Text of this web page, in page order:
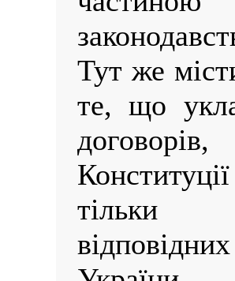
Тут же
те, що
тільки